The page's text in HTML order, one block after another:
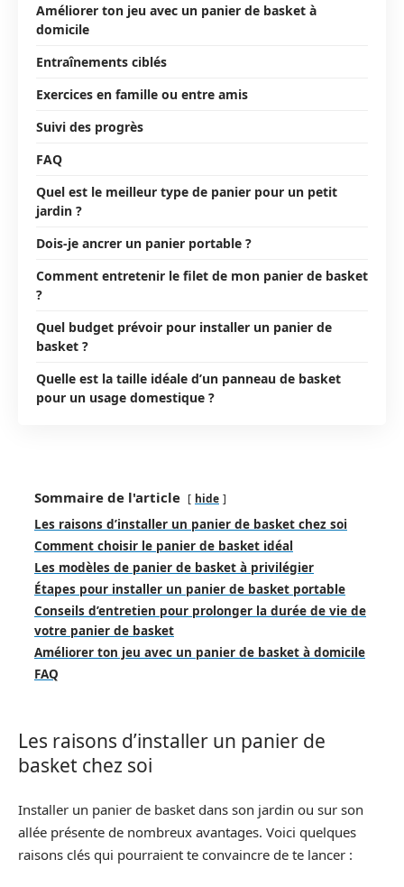
Améliorer ton jeu avec un panier de basket à
domicile
Entraînements ciblés
Exercices en famille ou entre amis
Suivi des progrès
FAQ
Quel est le meilleur type de panier pour un petit
jardin ?
Dois-je ancrer un panier portable ?
Comment entretenir le filet de mon panier de basket
?
Quel budget prévoir pour installer un panier de
basket ?
Quelle est la taille idéale d’un panneau de basket
pour un usage domestique ?
Sommaire de l'article hide
Les raisons d’installer un panier de basket chez soi
Comment choisir le panier de basket idéal
Les modèles de panier de basket à privilégier
Étapes pour installer un panier de basket portable
Conseils d’entretien pour prolonger la durée de vie de
votre panier de basket
Améliorer ton jeu avec un panier de basket à domicile
FAQ
Les raisons d’installer un panier de
basket chez soi
Installer un panier de basket dans son jardin ou sur son
allée présente de nombreux avantages. Voici quelques
raisons clés qui pourraient te convaincre de te lancer :